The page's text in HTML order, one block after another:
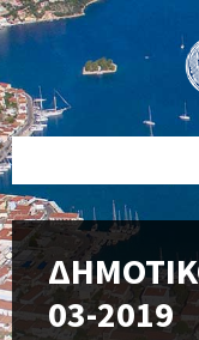
03-2019